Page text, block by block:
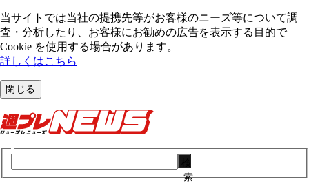
当サイトでは当社の提携先等がお客様のニーズ等について調
査・分析したり、お客様にお勧めの広告を表⽰する⽬的で
Cookie を使⽤する場合があります。
詳しくはこちら
閉じる
索